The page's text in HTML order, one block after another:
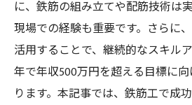
鉄筋工で成功をつかむ守谷
方
理想の職場を見つける
高収入を目指すための
に、鉄筋の組み立てや配筋技術は
現場での経験も重要です。さらに
活用することで、継続的なスキル
年で年収500万円を超える目標に
ります。本記事では、鉄筋工で成